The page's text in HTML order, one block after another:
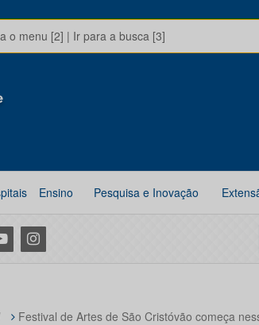
o menu [2] | Ir para a busca [3]
Ensino Pesquisa e Inovação
Instagram
Festival de Artes de São Cristóvão começa